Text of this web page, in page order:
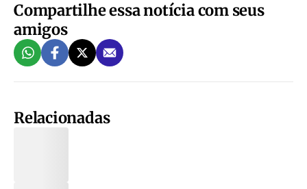
Compartilhe essa notícia com seus
amigos
Relacionadas